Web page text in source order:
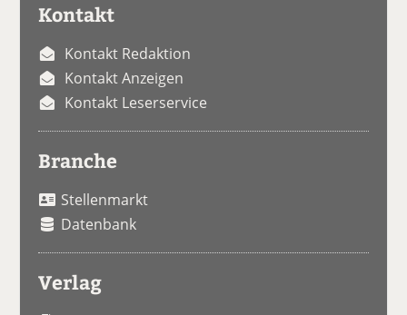
Kontakt
Kontakt Redaktion
Kontakt Anzeigen
Kontakt Leserservice
Branche
Stellenmarkt
Datenbank
Verlag